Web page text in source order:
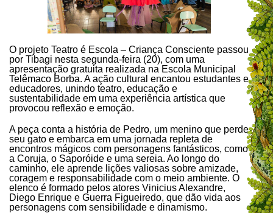
O projeto Teatro é Escola – Criança Consciente passou
por Tibagi nesta segunda-feira (20), com uma
apresentação gratuita realizada na Escola Municipal
Telêmaco Borba. A ação cultural encantou estudantes e
educadores, unindo teatro, educação e
sustentabilidade em uma experiência artística que
provocou reflexão e emoção.
A peça conta a história de Pedro, um menino que perde
seu gato e embarca em uma jornada repleta de
encontros mágicos com personagens fantásticos, como
a Coruja, o Saporóide e uma sereia. Ao longo do
caminho, ele aprende lições valiosas sobre amizade,
coragem e responsabilidade com o meio ambiente. O
elenco é formado pelos atores Vinicius Alexandre,
Diego Enrique e Guerra Figueiredo, que dão vida aos
personagens com sensibilidade e dinamismo.